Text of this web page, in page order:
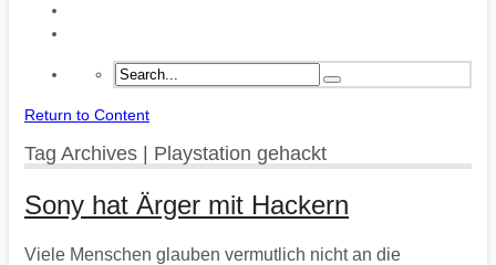
Return to Content
Tag Archives | Playstation gehackt
Sony hat Ärger mit Hackern
Viele Menschen glauben vermutlich nicht an die